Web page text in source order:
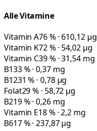
Alle Vitamine
Vitamin A76 % · 610,12 µg
Vitamin K72 % · 54,02 µg
Vitamin C39 % · 31,54 mg
B133 % · 0,37 mg
B1231 % · 0,78 µg
Folat29 % · 58,72 µg
B219 % · 0,26 mg
Vitamin E18 % · 2,2 mg
B617 % · 237,87 µg